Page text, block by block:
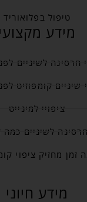
טיפול בפלואוריד
מידע מקצועי
חרסינה לשיניים
שיניים קומפוזיט
ציפויי למינייט
לשיניים כמה
זמן מחזיק ציפוי
מידע חיוני